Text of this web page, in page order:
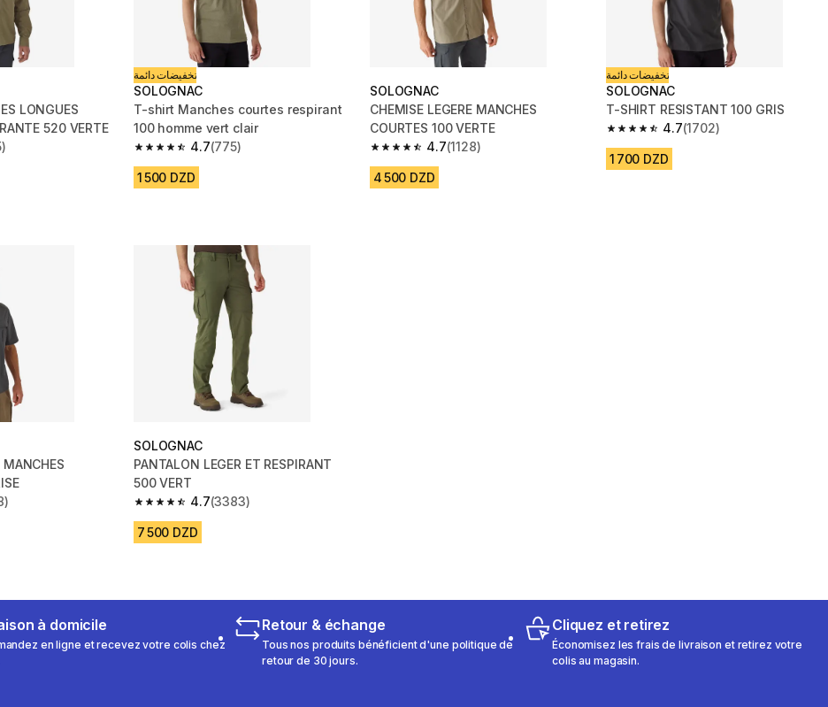
LONGUES
520 VERTE
495 reviews
تخفيضات دائمة
SOLOGNAC
T-shirt Manches courtes respirant
100 homme vert clair
4.7
4.7 out of 5 stars from 775 reviews
(775)
1 500 DZD
SOLOGNAC
CHEMISE LEGERE MANCHES
COURTES 100 VERTE
4.7
4.7 out of 5 stars from 1128 reviews
(1128)
4 500 DZD
تخفيضات دائمة
SOLOGNAC
T-SHIRT RESISTANT 100 GRIS
4.7
4.7 out of 5 stars from 1702 reviews
(1702)
1 700 DZD
MANCHES
1128 reviews
SOLOGNAC
PANTALON LEGER ET RESPIRANT
500 VERT
4.7
4.7 out of 5 stars from 3383 reviews
(3383)
7 500 DZD
à domicile
en ligne et recevez votre colis chez
Retour & échange
Tous nos produits bénéficient d'une politique de
retour de 30 jours.
Cliquez et retirez
Économisez les frais de livraison et retirez votre
colis au magasin.